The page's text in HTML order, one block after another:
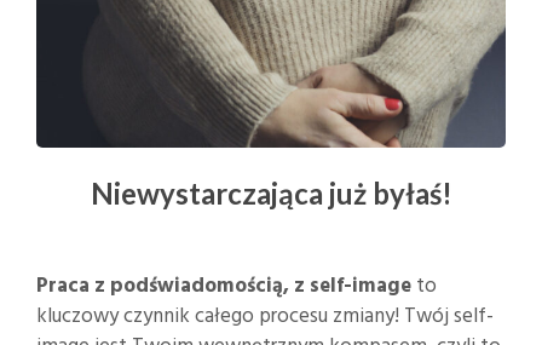
Niewystarczająca już byłaś!
Praca z podświadomością, z self-imageto
kluczowy czynnik całego procesu zmiany! Twój self-